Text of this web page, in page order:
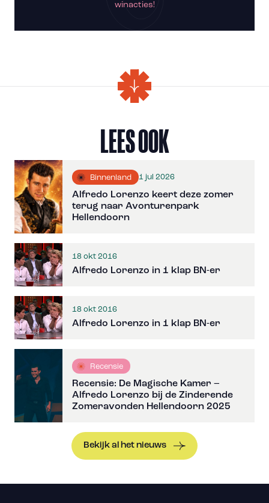
winacties!
LEES OOK
Binnenland 1 jul 2026
Alfredo Lorenzo keert deze zomer
terug naar Avonturenpark
Hellendoorn
18 okt 2016
Alfredo Lorenzo in 1 klap BN-er
18 okt 2016
Alfredo Lorenzo in 1 klap BN-er
Recensie
Recensie: De Magische Kamer –
Alfredo Lorenzo bij de Zinderende
Zomeravonden Hellendoorn 2025
Bekijk al het nieuws